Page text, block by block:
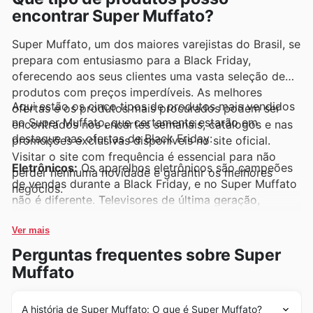
encontrar Super Muffato?
Super Muffato, um dos maiores varejistas do Brasil, se
prepara com entusiasmo para a Black Friday,
oferecendo aos seus clientes uma vasta seleção de
produtos com preços imperdíveis. As melhores
ofertas e os produtos mais procurados podem ser
encontrados nos encartes semanais, catálogos e nas
promoções exclusivas disponíveis no site oficial.
Visitar o site com frequência é essencial para não
perder nenhuma novidade e garantir os melhores
negócios.
Aqui estão os cinco tipos de produtos mais vendidos
no Super Muffato, que certamente estarão em
destaque nas ofertas de Black Friday:
Eletrônicos:Os aparelhos eletrônicos são campeões
de vendas durante a Black Friday, e no Super Muffato
não é diferente. Televisores de última geração,
com descontos agressivos nos encartes semanais do
Super Muffato. É a oportunidade perfeita para
renovar seus dispositivos ou adquirir aquele item
tecnológico desejado com as melhores ofertas.
Eletrodomésticos:Facilitar o dia a dia com
Ver mais
Perguntas frequentes sobre Super
Muffato
A história de Super Muffato: O que é Super Muffato?